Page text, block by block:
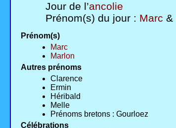
Jour de l’ancolie
Prénom(s) du jour : Marc &
Prénom(s)
Marc
Marlon
Autres prénoms
Clarence
Ermin
Héribald
Melle
Prénoms bretons : Gourloez
Célébrations